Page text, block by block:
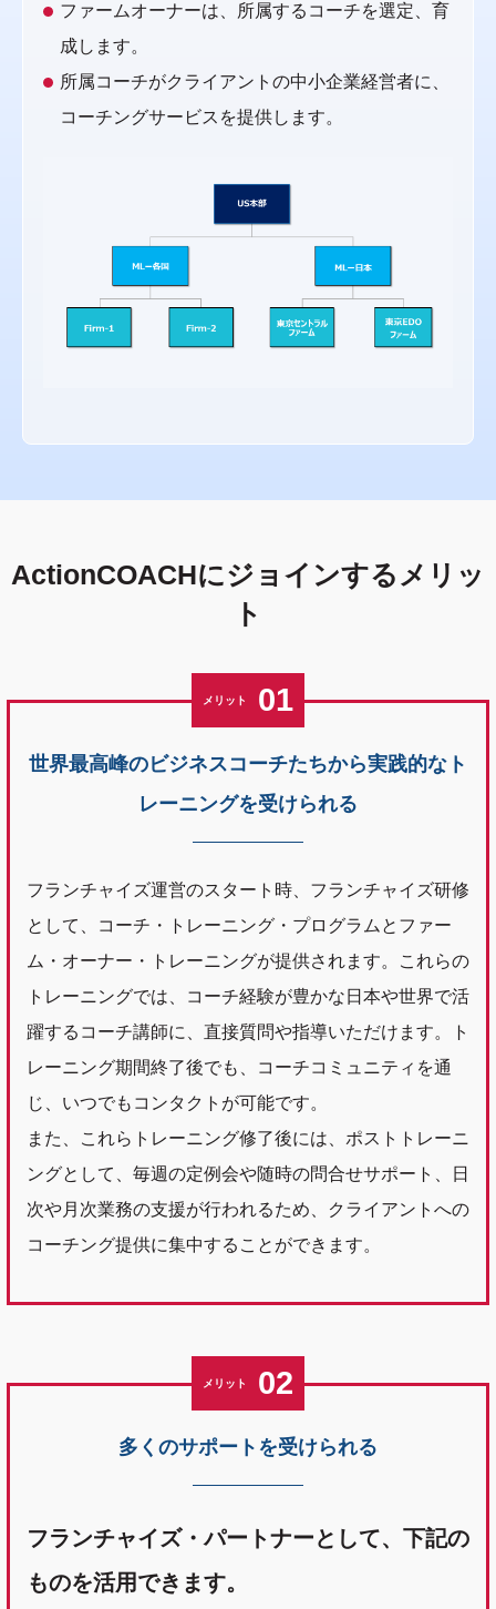
ファームオーナーは、所属するコーチを選定、育
成します。
所属コーチがクライアントの中小企業経営者に、
コーチングサービスを提供します。
ActionCOACHにジョインするメリッ
ト
メリット 01
世界最高峰のビジネスコーチたちから実践的なト
レーニングを受けられる
フランチャイズ運営のスタート時、フランチャイズ研修
として、コーチ・トレーニング・プログラムとファー
ム・オーナー・トレーニングが提供されます。これらの
トレーニングでは、コーチ経験が豊かな日本や世界で活
躍するコーチ講師に、直接質問や指導いただけます。ト
レーニング期間終了後でも、コーチコミュニティを通
じ、いつでもコンタクトが可能です。
また、これらトレーニング修了後には、ポストトレーニ
ングとして、毎週の定例会や随時の問合せサポート、日
次や月次業務の支援が行われるため、クライアントへの
コーチング提供に集中することができます。
メリット 02
多くのサポートを受けられる
フランチャイズ・パートナーとして、下記の
ものを活用できます。